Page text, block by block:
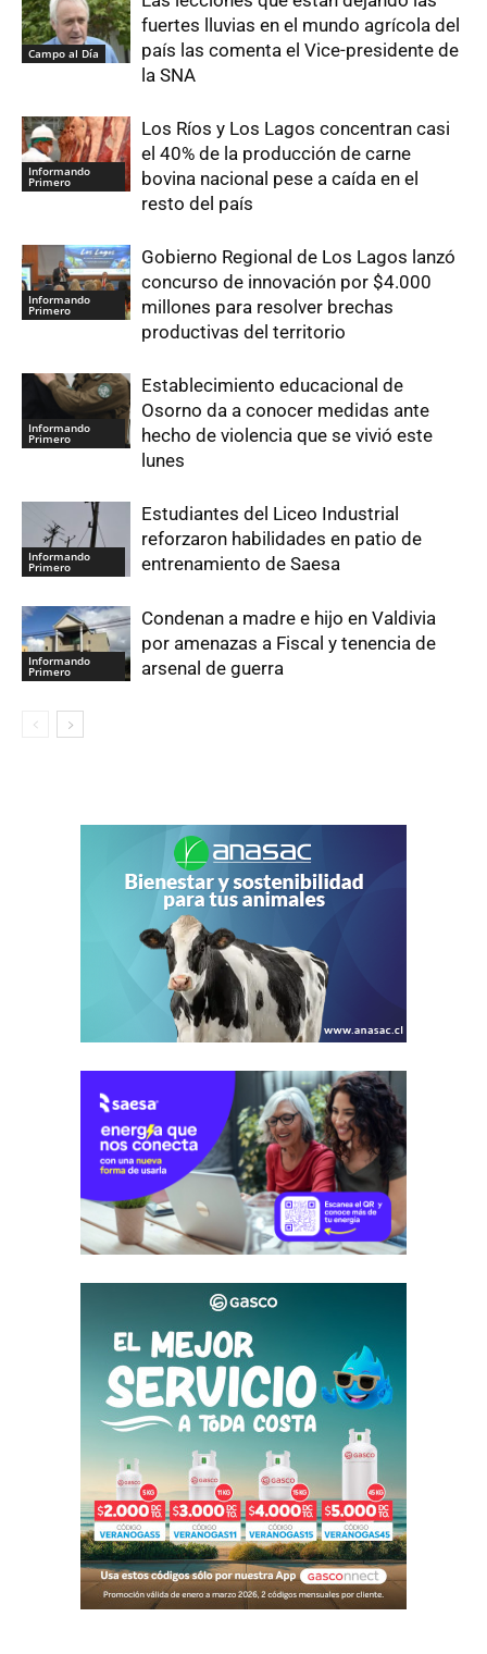
Campo al Día
fuertes lluvias en el mundo agrícola del
país las comenta el Vice-presidente de
la SNA
Informando
Primero
Los Ríos y Los Lagos concentran casi
el 40% de la producción de carne
bovina nacional pese a caída en el
resto del país
Informando
Primero
Gobierno Regional de Los Lagos lanzó
concurso de innovación por $4.000
millones para resolver brechas
productivas del territorio
Informando
Primero
Establecimiento educacional de
Osorno da a conocer medidas ante
hecho de violencia que se vivió este
lunes
Informando
Primero
Estudiantes del Liceo Industrial
reforzaron habilidades en patio de
entrenamiento de Saesa
Informando
Primero
Condenan a madre e hijo en Valdivia
por amenazas a Fiscal y tenencia de
arsenal de guerra